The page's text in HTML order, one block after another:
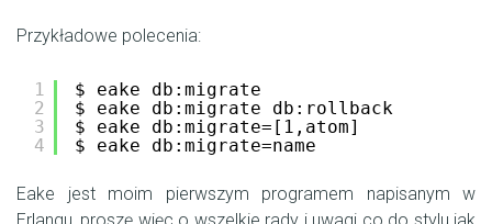
Przykładowe polecenia:
1
2
3
4
$ eake db:migrate
$ eake db:migrate db:rollback
$ eake db:migrate=[1,atom]
$ eake db:migrate=name
Eake jest moim pierwszym programem napisanym w